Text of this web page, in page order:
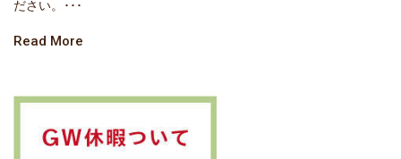
ださい。･･･
Read More